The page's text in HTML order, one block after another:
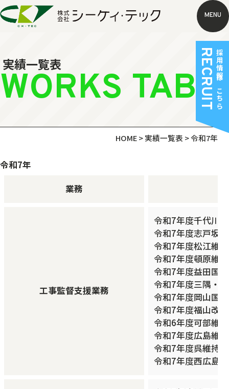
MENU
実績一覧表
WORKS
HOME>実績一覧表 >令和7年
令和7年
業務
工事監督支援業務
令和7年度千代川
令和7年度志戸坂
令和7年度松江維
令和7年度頓原維
令和7年度益田国
令和7年度三隅・
令和7年度岡山国
令和7年度福山改
令和6年度可部維
令和7年度広島維
令和7年度呉維持
令和7年度西広島
採用情報はこちら
RECRUIT